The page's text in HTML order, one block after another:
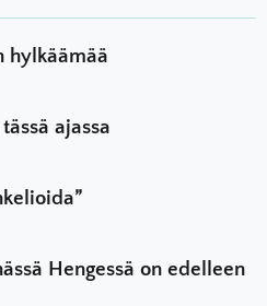
hylkäämää
ajassa
Hengessä on edelleen